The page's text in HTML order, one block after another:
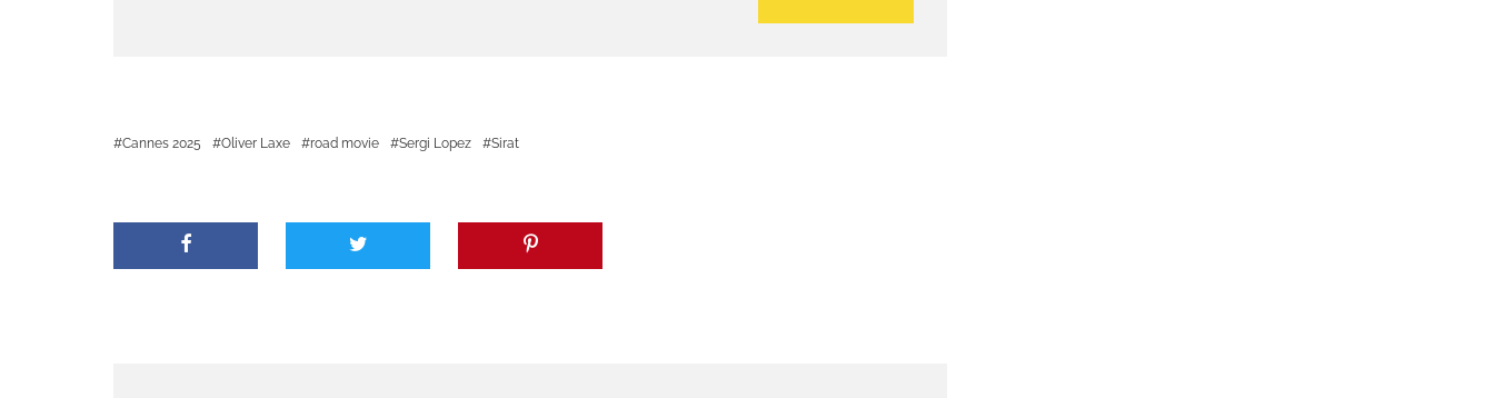
Cannes 2025 Oliver Laxe road movie Sergi Lopez Sirat